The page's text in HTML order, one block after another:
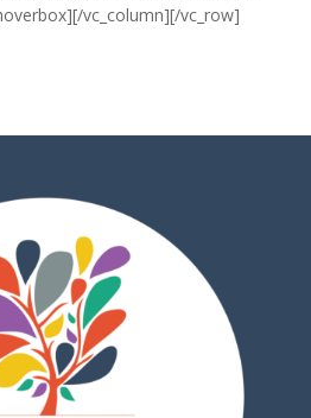
vc_column][/vc_row]